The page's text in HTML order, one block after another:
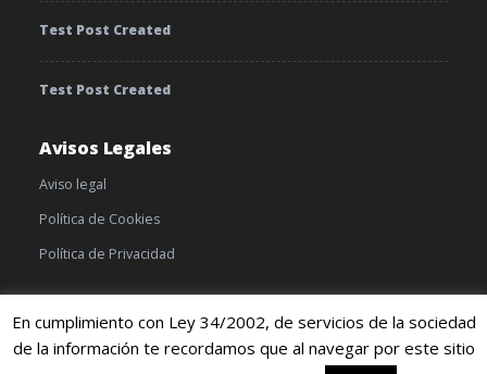
Test Post Created
Test Post Created
Avisos Legales
Aviso legal
Política de Cookies
Política de Privacidad
© 2019 TratamientoyEnfermedades | Cookies|Terminos y
En cumplimiento con Ley 34/2002, de servicios de la sociedad
de la información te recordamos que al navegar por este sitio